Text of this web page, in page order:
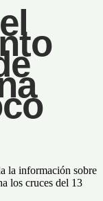
la información sobre
los cruces del 13